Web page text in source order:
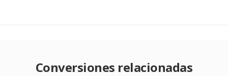
Conversiones relacionadas